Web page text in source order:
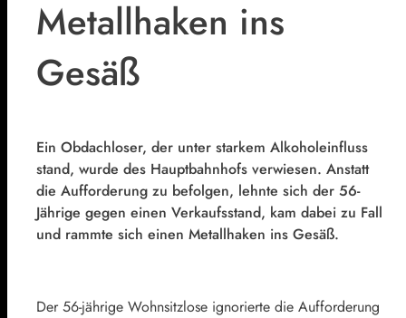
Metallhaken ins
Gesäß
Ein Obdachloser, der unter starkem Alkoholeinfluss
stand, wurde des Hauptbahnhofs verwiesen. Anstatt
die Aufforderung zu befolgen, lehnte sich der 56-
Jährige gegen einen Verkaufsstand, kam dabei zu Fall
und rammte sich einen Metallhaken ins Gesäß.
Der 56-jährige Wohnsitzlose ignorierte die Aufforderung